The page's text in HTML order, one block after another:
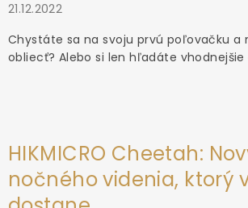
21.12.2022
Chystáte sa na svoju prvú poľovačku a
obliecť? Alebo si len hľadáte vhodnejšie
HIKMICRO Cheetah:
nočného videnia, ktorý